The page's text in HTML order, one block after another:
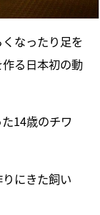
なったり足を
る日本初の動
14歳のチワ
にきた飼い